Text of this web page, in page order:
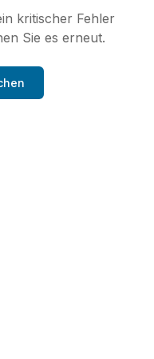
kritischer Fehler
Sie es erneut.